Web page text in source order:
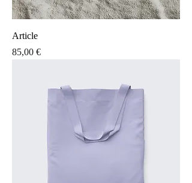
Article
Prix
85,00 €